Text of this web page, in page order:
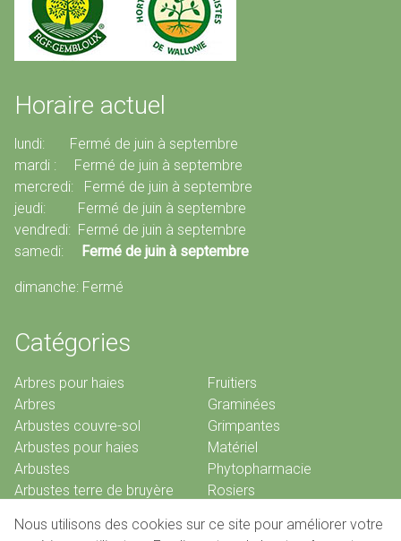
Horaire actuel
lundi: Fermé de juin à septembre
mardi : Fermé de juin à septembre
mercredi: Fermé de juin à septembre
jeudi: Fermé de juin à septembre
vendredi: Fermé de juin à septembre
samedi:
Fermé de juin à septembre
dimanche: Fermé
Catégories
Arbres pour haies
Arbres
Arbustes couvre-sol
Arbustes pour haies
Arbustes
Arbustes terre de bruyère
Conifères
Fruitiers
Graminées
Grimpantes
Matériel
Phytopharmacie
Rosiers
Nous utilisons des cookies sur ce site pour améliorer votre